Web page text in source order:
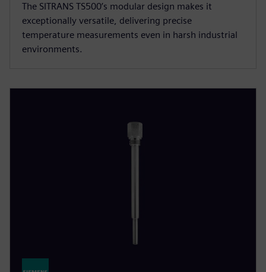
The SITRANS TS500’s modular design makes it
exceptionally versatile, delivering precise
temperature measurements even in harsh industrial
environments.